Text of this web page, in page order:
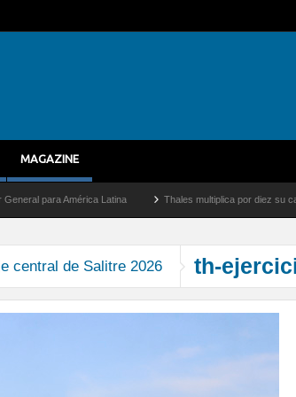
MAGAZINE
para América Latina Thales multiplica por diez su
central de Salitre 2026
th-